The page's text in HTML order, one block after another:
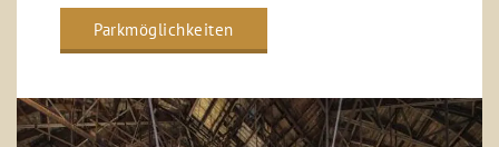
Parkmöglichkeiten